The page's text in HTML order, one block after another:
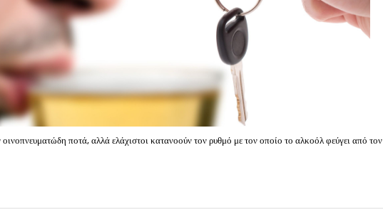
ποτά, αλλά ελάχιστοι κατανοούν τον ρυθμό με τον οποίο το αλκοόλ φεύγει από τον